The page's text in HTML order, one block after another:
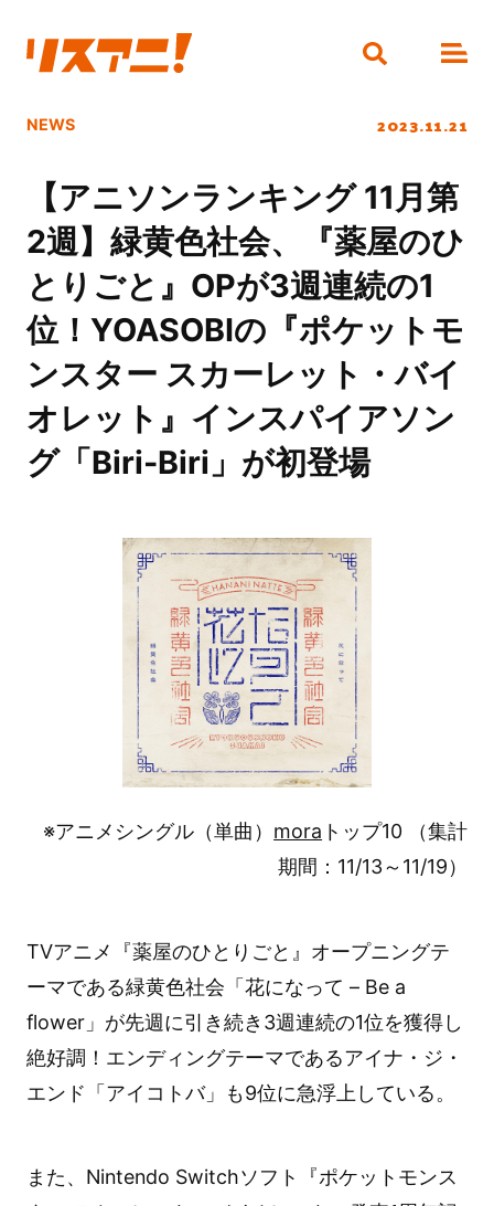
NEWS 2023.11.21
【アニソンランキング 11月第
2週】緑黄色社会、『薬屋のひ
とりごと』OPが3週連続の1
位！YOASOBIの『ポケットモ
ンスター スカーレット・バイ
オレット』インスパイアソン
グ「Biri-Biri」が初登場
※アニメシングル（単曲） mora トップ10 （集計
期間：11/13～11/19）
TVアニメ『薬屋のひとりごと』オープニングテ
ーマである緑黄色社会「花になって – Be a
flower」が先週に引き続き3週連続の1位を獲得し
絶好調！エンディングテーマであるアイナ・ジ・
エンド「アイコトバ」も9位に急浮上している。
また、Nintendo Switchソフト『ポケットモンス